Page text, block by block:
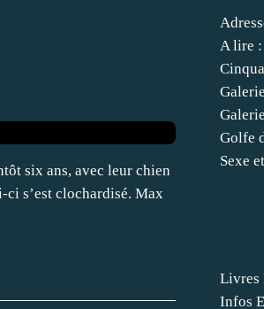
six ans, avec leur chien
ci s’est clochardisé. Max
Livres
Infos
A lire :
Golfe
Sexe